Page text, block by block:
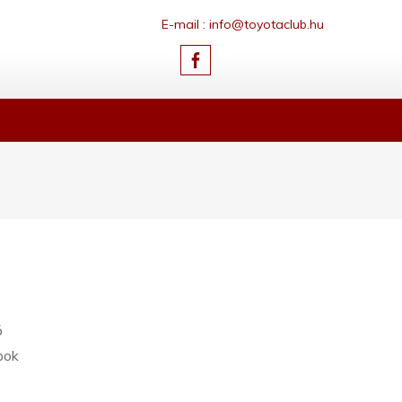
E-mail : info@toyotaclub.hu